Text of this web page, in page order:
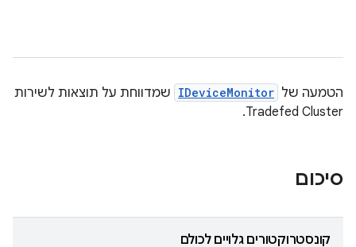
הטמעה של IDeviceMonitor שמדווחת על תוצאות לשירות
Tradefed Cluster.
סיכום
קונסטרוקטורים גלויים לכולם